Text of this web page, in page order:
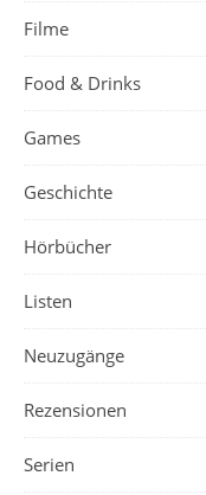
Filme
Food & Drinks
Games
Geschichte
Hörbücher
Listen
Neuzugänge
Rezensionen
Serien